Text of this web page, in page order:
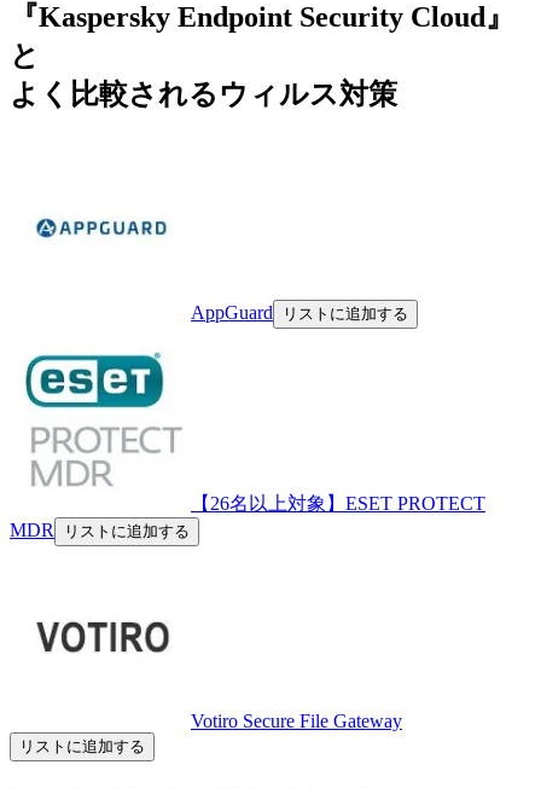
『Kaspersky Endpoint Security Cloud』
と
よく比較されるウィルス対策
AppGuard リストに追加する
【26名以上対象】ESET PROTECT
MDR
リストに追加する
Votiro Secure File Gateway
リストに追加する